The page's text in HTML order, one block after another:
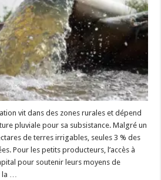
vit dans des zones rurales et dépend
pluviale pour sa subsistance. Malgré un
de terres irrigables, seules 3 % des
Pour les petits producteurs, l’accès à
pour soutenir leurs moyens de
la …